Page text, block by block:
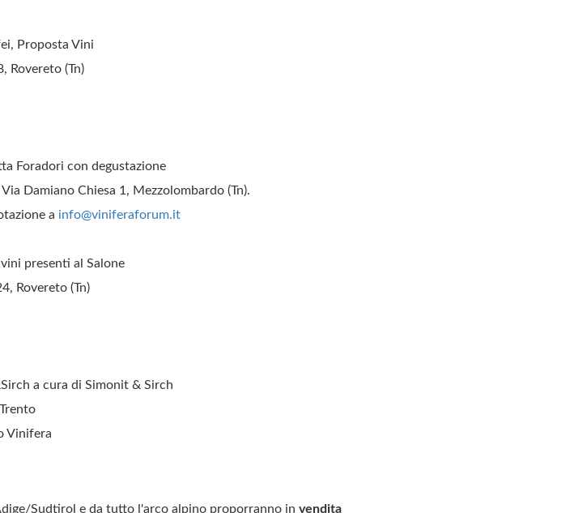
Proposta Vini
Rovereto (Tn)
Foradori con degustazione
Damiano Chiesa 1, Mezzolombardo (Tn).
a info@viniferaforum.it
presenti al Salone
Rovereto (Tn)
a cura di Simonit & Sirch
Vinifera
Sudtirol e da tutto l'arco alpino proporranno in vendita